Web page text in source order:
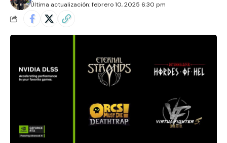
Última actualización: febrero 10, 2025 6:30 pm